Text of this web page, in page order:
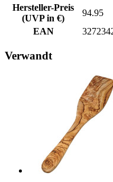
Hersteller-Preis
(UVP in €)
94.95
EAN
Verwandt